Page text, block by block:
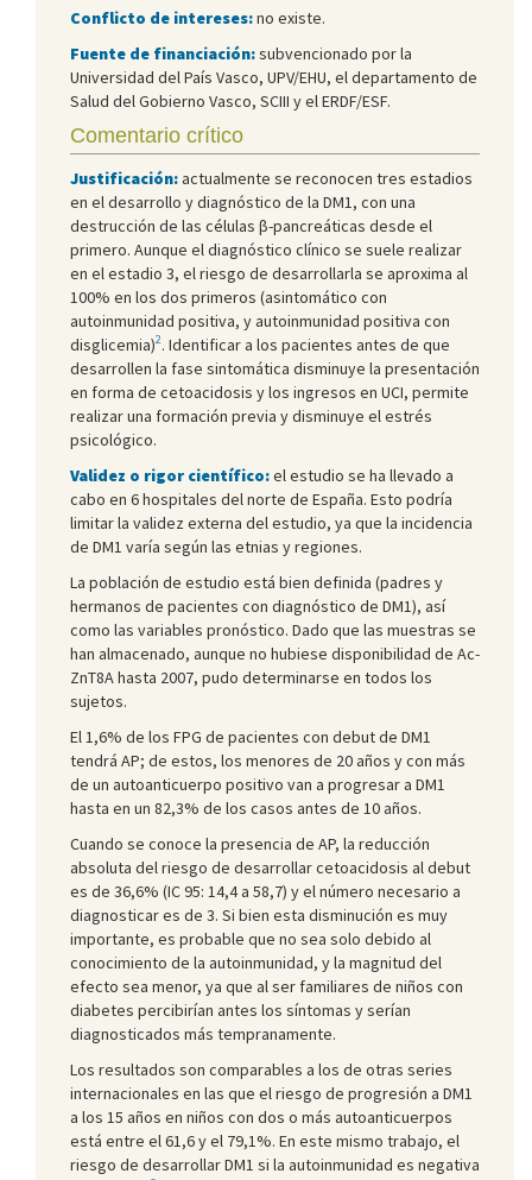
Conflicto de intereses:no existe.
Fuente de financiación:subvencionado por la
Universidad del País Vasco, UPV/EHU, el departamento de
Salud del Gobierno Vasco, SCIII y el ERDF/ESF.
Comentario crítico
Justificación:actualmente se reconocen tres estadios
en el desarrollo y diagnóstico de la DM1, con una
destrucción de las células β-pancreáticas desde el
primero. Aunque el diagnóstico clínico se suele realizar
en el estadio 3, el riesgo de desarrollarla se aproxima al
100% en los dos primeros (asintomático con
autoinmunidad positiva, y autoinmunidad positiva con
disglicemia)2. Identificar a los pacientes antes de que
desarrollen la fase sintomática disminuye la presentación
en forma de cetoacidosis y los ingresos en UCI, permite
realizar una formación previa y disminuye el estrés
psicológico.
Validez o rigor científico:el estudio se ha llevado a
cabo en 6 hospitales del norte de España. Esto podría
limitar la validez externa del estudio, ya que la incidencia
de DM1 varía según las etnias y regiones.
La población de estudio está bien definida (padres y
hermanos de pacientes con diagnóstico de DM1), así
como las variables pronóstico. Dado que las muestras se
han almacenado, aunque no hubiese disponibilidad de Ac-
ZnT8A hasta 2007, pudo determinarse en todos los
sujetos.
El 1,6% de los FPG de pacientes con debut de DM1
tendrá AP; de estos, los menores de 20 años y con más
de un autoanticuerpo positivo van a progresar a DM1
hasta en un 82,3% de los casos antes de 10 años.
Cuando se conoce la presencia de AP, la reducción
absoluta del riesgo de desarrollar cetoacidosis al debut
es de 36,6% (IC 95: 14,4 a 58,7) y el número necesario a
diagnosticar es de 3. Si bien esta disminución es muy
importante, es probable que no sea solo debido al
conocimiento de la autoinmunidad, y la magnitud del
efecto sea menor, ya que al ser familiares de niños con
diabetes percibirían antes los síntomas y serían
diagnosticados más tempranamente.
Los resultados son comparables a los de otras series
internacionales en las que el riesgo de progresión a DM1
a los 15 años en niños con dos o más autoanticuerpos
está entre el 61,6 y el 79,1%. En este mismo trabajo, el
riesgo de desarrollar DM1 si la autoinmunidad es negativa